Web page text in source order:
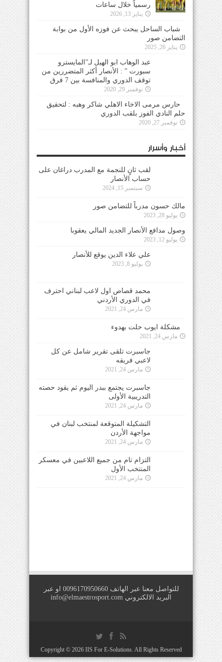
رسمياً خلال ساعات
يناير 13, 2026
شباب الساحل يبحث عن فوزه الأول من بوابة
التضامن صور
يناير 26, 2025
عبد الوهاب ابو الهيل لـ”المايسترو
سبورت ” : الأنصار أكثر المتضررين من
توقف الدوري والمنافسة بين 7 فرق
نوفمبر 29, 2020
حارس مرمى الاخاء الاهلي شاكر وهبه : لتحقيق
حلم النادي الفوز بلقب الدوري
نوفمبر 27, 2020
أخبار وأسرار
لقب ثانٍ للنجمة مع المدرب دراغان على حساب
مالك حسون مدرباً للتضامن صور
يوليو 28, 2023
وصول مدافع الأنصار الجديد المالي يعقوبا
يوليو 12, 2023
علي علاء الدين يوقع للأنصار
مشكلة ايوب حلت بهدوء
جاسبرت تلقى تقرير شامل عن كل لاعبي فريقه
جاسبرت يجتمع ببدر اليوم ثم يقود حصته التدريبية
التشكيلة المتوقعة لمنتخب لبنان في مواجهة الأردن
المنتخب الأول
مارس 24, 2021